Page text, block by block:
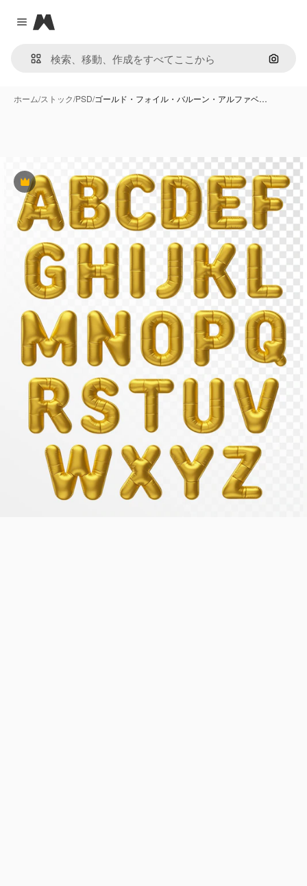
Close menu
Magnific
画像で
ホーム/ストック/PSD/ゴールド・フォイル・バルーン・アルファベ…
Premium